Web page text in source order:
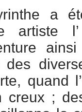
a
artiste
des
quand
creux ;